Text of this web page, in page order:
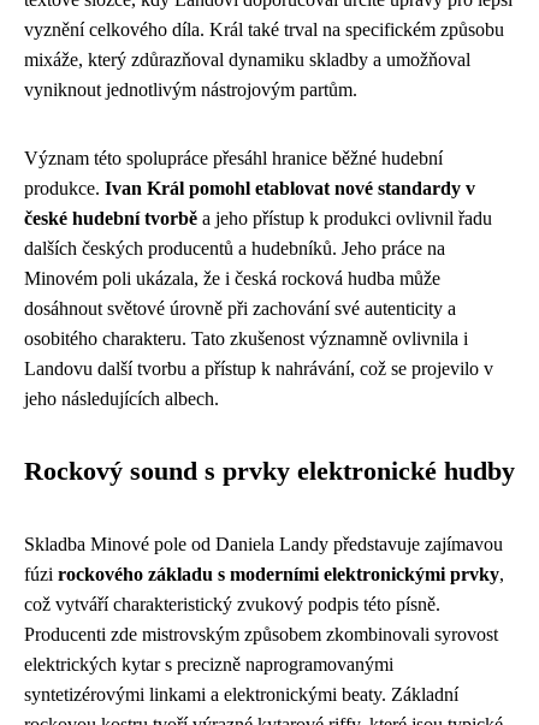
vyznění celkového díla. Král také trval na specifickém způsobu
mixáže, který zdůrazňoval dynamiku skladby a umožňoval
vyniknout jednotlivým nástrojovým partům.
Význam této spolupráce přesáhl hranice běžné hudební
produkce. Ivan Král pomohl etablovat nové standardy v
české hudební tvorbě a jeho přístup k produkci ovlivnil řadu
dalších českých producentů a hudebníků. Jeho práce na
Minovém poli ukázala, že i česká rocková hudba může
dosáhnout světové úrovně při zachování své autenticity a
osobitého charakteru. Tato zkušenost významně ovlivnila i
Landovu další tvorbu a přístup k nahrávání, což se projevilo v
jeho následujících albech.
Rockový sound s prvky elektronické hudby
Skladba Minové pole od Daniela Landy představuje zajímavou
fúzi rockového základu s moderními elektronickými prvky,
což vytváří charakteristický zvukový podpis této písně.
Producenti zde mistrovským způsobem zkombinovali syrovost
elektrických kytar s precizně naprogramovanými
syntetizérovými linkami a elektronickými beaty. Základní